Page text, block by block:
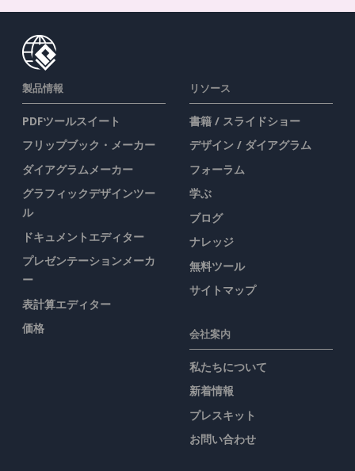
製品情報
PDFツールスイート
フリップブック・メーカー
ダイアグラムメーカー
グラフィックデザインツー
ル
ドキュメントエディター
プレゼンテーションメーカ
ー
表計算エディター
価格
リソース
書籍 / スライドショー
デザイン / ダイアグラム
フォーラム
学ぶ
ブログ
ナレッジ
無料ツール
サイトマップ
会社案内
私たちについて
新着情報
プレスキット
お問い合わせ